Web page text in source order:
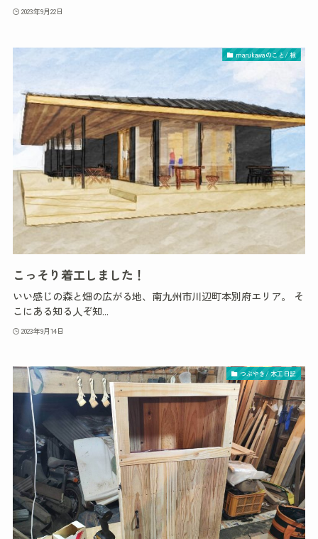
2023年9月22日
marukawaのこと/ 椋
こっそり着工しました！
いい感じの森と畑の広がる地、南九州市川辺町本別府エリア。 そ
こにある知る人ぞ知...
2023年9月14日
つぶやき/ 木工日記